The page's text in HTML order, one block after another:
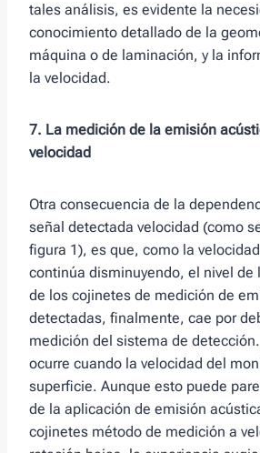
tales análisis, es evidente la
conocimiento detallado de la
máquina o de laminación, y la
la velocidad.
7. La medición de la emisión
velocidad
Otra consecuencia de la
señal detectada velocidad (como
figura 1), es que, como la
continúa disminuyendo, el nivel de
de los cojinetes de medición de
detectadas, finalmente, cae por
medición del sistema de
ocurre cuando la velocidad del
superficie. Aunque esto puede
de la aplicación de emisión
cojinetes método de medición a